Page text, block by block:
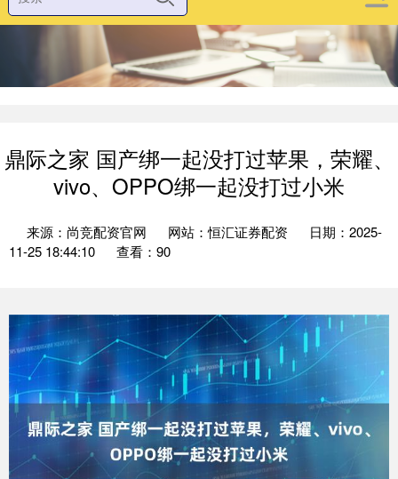
鼎际之家 国产绑一起没打过苹果，荣耀、
vivo、OPPO绑一起没打过小米
来源：尚竞配资官网 网站：恒汇证券配资
日期：2025-
11-25 18:44:10
查看：90